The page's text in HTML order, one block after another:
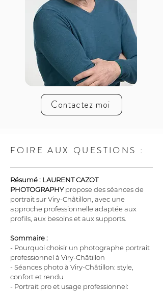
Contactez moi
FOIRE AUX QUESTIONS :
Résumé : LAURENT CAZOT
PHOTOGRAPHY propose des séances de
portrait sur Viry-Châtillon, avec une
approche professionnelle adaptée aux
profils, aux besoins et aux supports.
Sommaire :
- Pourquoi choisir un photographe portrait
professionnel à Viry-Châtillon
- Séances photo à Viry-Châtillon: style,
confort et rendu
- Portrait pro et usage professionnel: